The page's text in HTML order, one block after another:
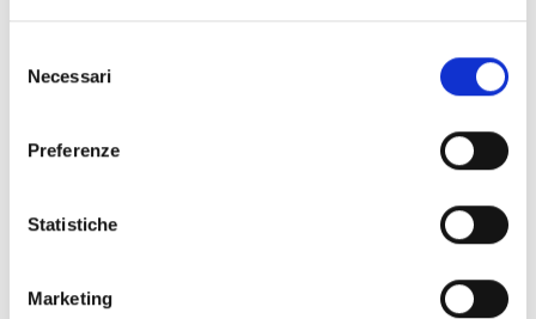
delNecessari
Preferenze
Statistiche
Marketing
possibilité à certaines familles d'augmenter leur capacité
d'intégrateurs alimentaires, d'outillage et de techniques
familles recevront une partie de la somme disponible pour
l'achat de petits ruminants (environ trois chèvres par
partenariat avec des acteurs locaux.